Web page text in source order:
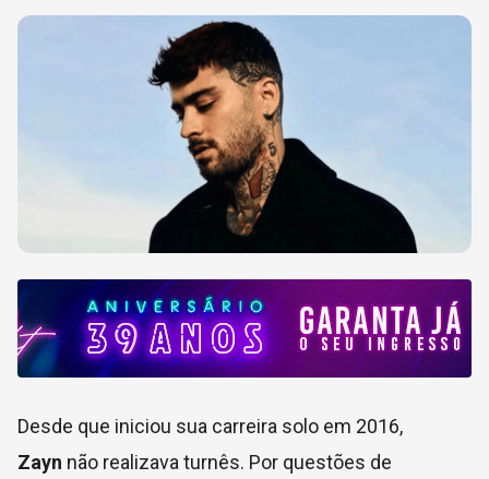
Desde que iniciou sua carreira solo em 2016,
Zayn não realizava turnês. Por questões de